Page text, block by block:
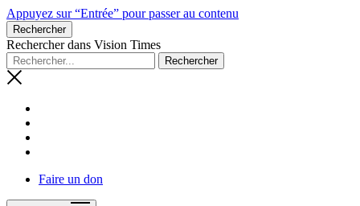
Appuyez sur “Entrée” pour passer au contenu
Rechercher
Rechercher dans Vision Times
Faire un don